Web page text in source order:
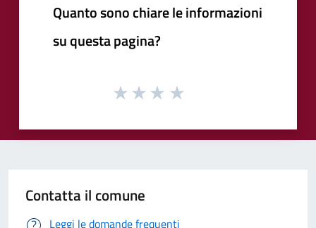
Quanto sono chiare le informazioni
su questa pagina?
Contatta il comune
Leggi le domande frequenti